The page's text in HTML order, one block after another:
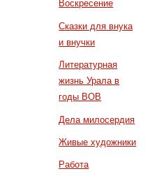
Воскресение
Сказки для внука
и внучки
Литературная
жизнь Урала в
годы ВОВ
Дела милосердия
Живые художники
Работа